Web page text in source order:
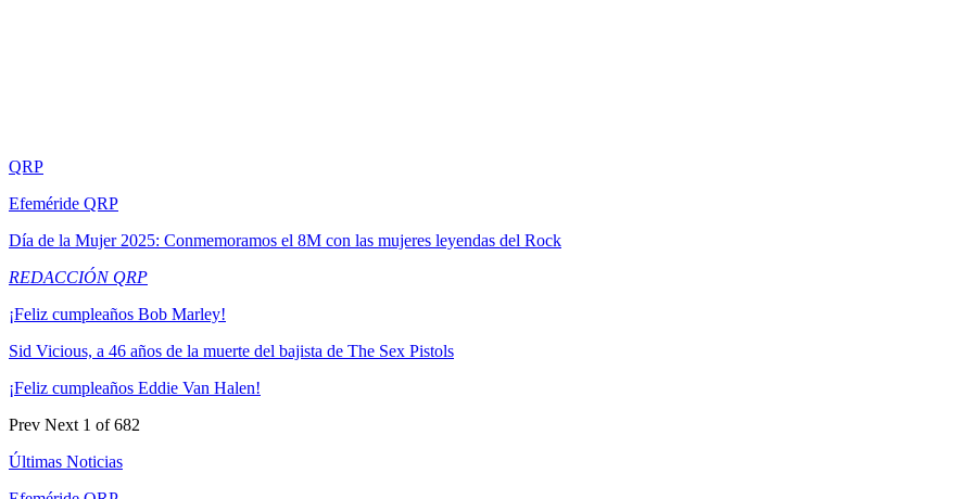
QRP
Efeméride QRP
Día de la Mujer 2025: Conmemoramos el 8M con las mujeres leyendas del Rock
REDACCIÓN QRP
¡Feliz cumpleaños Bob Marley!
Sid Vicious, a 46 años de la muerte del bajista de The Sex Pistols
¡Feliz cumpleaños Eddie Van Halen!
Prev Next 1 of 682
Últimas Noticias